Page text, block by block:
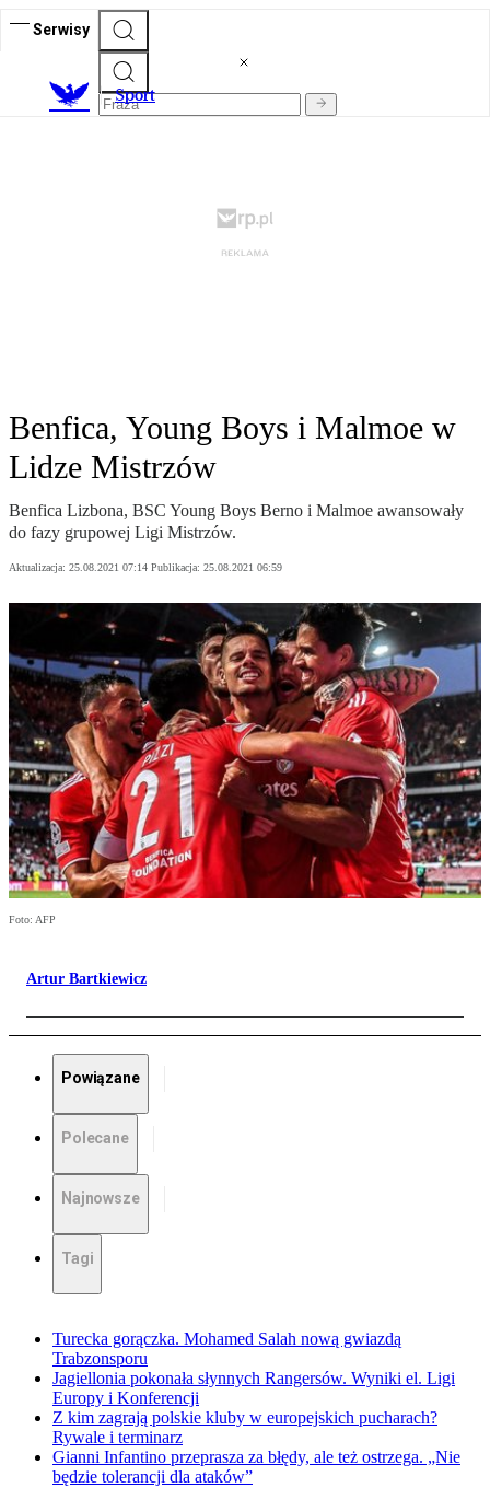
Serwisy
Sport
Benfica, Young Boys i Malmoe w
Lidze Mistrzów
Benfica Lizbona, BSC Young Boys Berno i Malmoe awansowały
do fazy grupowej Ligi Mistrzów.
Aktualizacja: 25.08.2021 07:14 Publikacja: 25.08.2021 06:59
Foto: AFP
Artur Bartkiewicz
Powiązane
Polecane
Najnowsze
Tagi
Turecka gorączka. Mohamed Salah nową gwiazdą
Trabzonsporu
Jagiellonia pokonała słynnych Rangersów. Wyniki el. Ligi
Europy i Konferencji
Z kim zagrają polskie kluby w europejskich pucharach?
Rywale i terminarz
Gianni Infantino przeprasza za błędy, ale też ostrzega. „Nie
będzie tolerancji dla ataków”